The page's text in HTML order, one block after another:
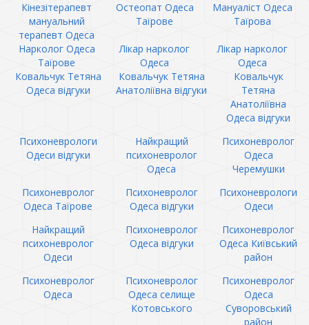
Кінезітерапевт
мануальний
терапевт Одеса
Остеопат Одеса
Таїрове
Мануаліст Одеса
Таїрова
Нарколог Одеса
Таїрове
Лікар нарколог
Одеса
Лікар нарколог
Одеса
Ковальчук Тетяна
Одеса відгуки
Ковальчук Тетяна
Анатоліївна відгуки
Ковальчук
Тетяна
Анатоліївна
Одеса відгуки
Психоневрологи
Одеси відгуки
Найкращий
психоневролог
Одеса
Психоневролог
Одеса
Черемушки
Психоневролог
Одеса Таїрове
Психоневролог
Одеса відгуки
Психоневрологи
Одеси
Найкращий
психоневролог
Одеси
Психоневролог
Одеса відгуки
Психоневролог
Одеса Київський
район
Психоневролог
Одеса
Психоневролог
Одеса селище
Котовського
Психоневролог
Одеса
Суворовський
район